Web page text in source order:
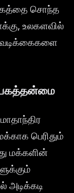
சொந்த
உலகளவில்
பெரிதும்
மக்களின்